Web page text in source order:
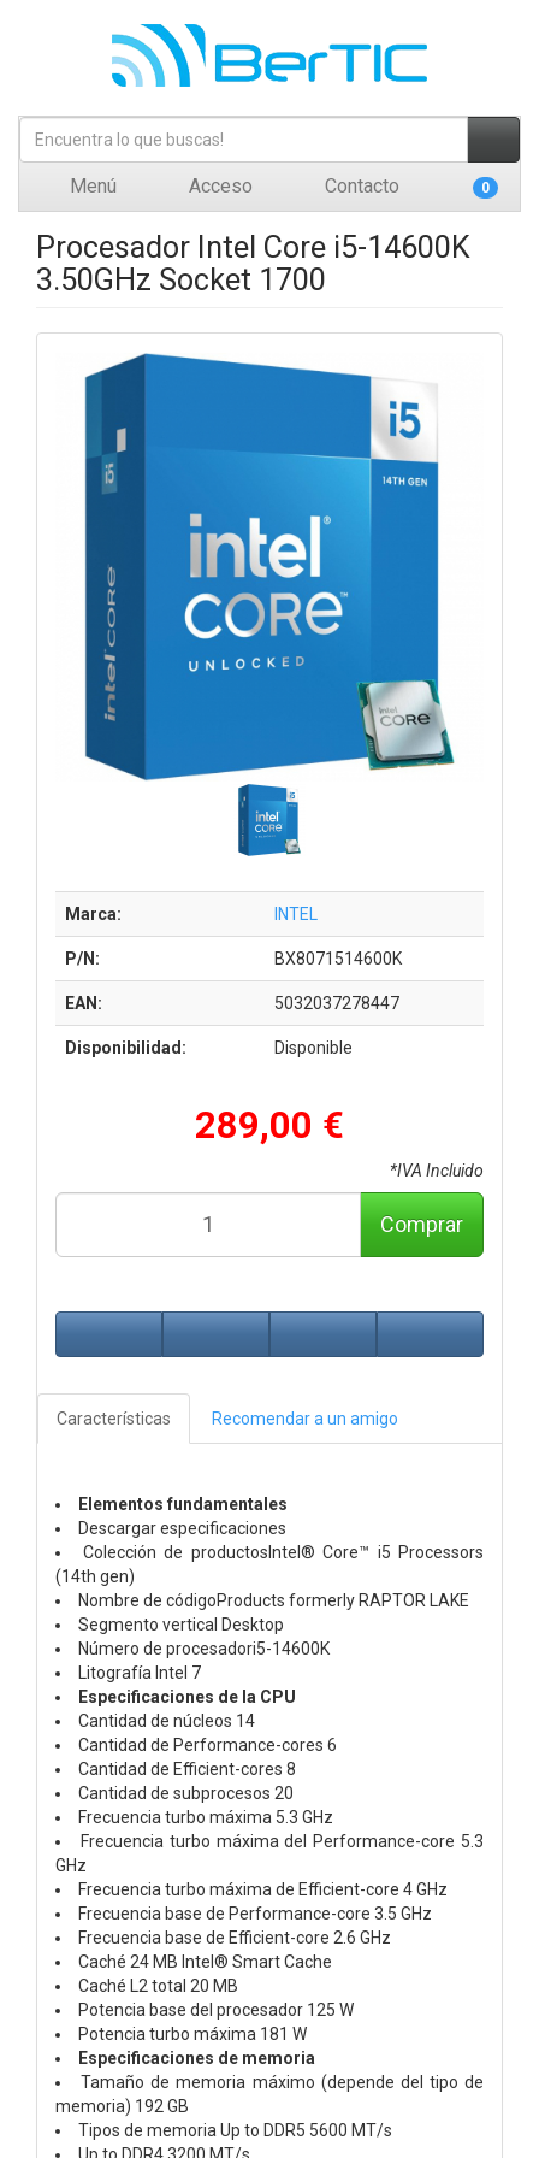
Menú Acceso Contacto 0
Procesador Intel Core i5-14600K
3.50GHz Socket 1700
Marca: INTEL
P/N: BX8071514600K
EAN: 5032037278447
Disponibilidad: Disponible
289,00 €
*IVA Incluido
Comprar
Características Recomendar a un amigo
Elementos fundamentales
Descargar especificaciones
Colección de productosIntel® Core™ i5 Processors
(14th gen)
Nombre de códigoProducts formerly RAPTOR LAKE
Segmento vertical Desktop
Número de procesadori5-14600K
Litografía Intel 7
Especificaciones de la CPU
Cantidad de núcleos 14
Cantidad de Performance-cores 6
Cantidad de Efficient-cores 8
Cantidad de subprocesos 20
Frecuencia turbo máxima 5.3 GHz
Frecuencia turbo máxima del Performance-core 5.3
GHz
Frecuencia turbo máxima de Efficient-core 4 GHz
Frecuencia base de Performance-core 3.5 GHz
Frecuencia base de Efficient-core 2.6 GHz
Caché 24 MB Intel® Smart Cache
Caché L2 total 20 MB
Potencia base del procesador 125 W
Potencia turbo máxima 181 W
Especificaciones de memoria
Tamaño de memoria máximo (depende del tipo de
memoria) 192 GB
Tipos de memoria Up to DDR5 5600 MT/s
Up to DDR4 3200 MT/s